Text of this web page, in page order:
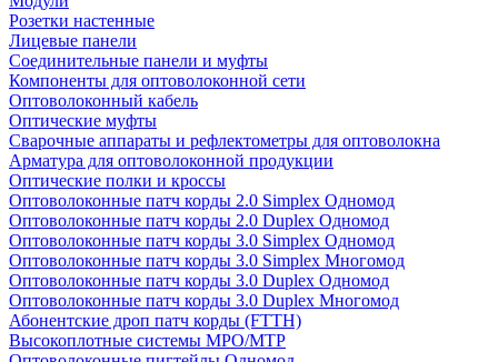
Розетки настенные
Лицевые панели
Соединительные панели и муфты
Компоненты для оптоволоконной сети
Оптоволоконный кабель
Оптические муфты
Сварочные аппараты и рефлектометры для оптоволокна
Арматура для оптоволоконной продукции
Оптические полки и кроссы
Оптоволоконные патч корды 2.0 Simplex Одномод
Оптоволоконные патч корды 2.0 Duplex Одномод
Оптоволоконные патч корды 3.0 Simplex Одномод
Оптоволоконные патч корды 3.0 Simplex Многомод
Оптоволоконные патч корды 3.0 Duplex Одномод
Оптоволоконные патч корды 3.0 Duplex Многомод
Абонентские дроп патч корды (FTTH)
Высокоплотные системы MPO/MTP